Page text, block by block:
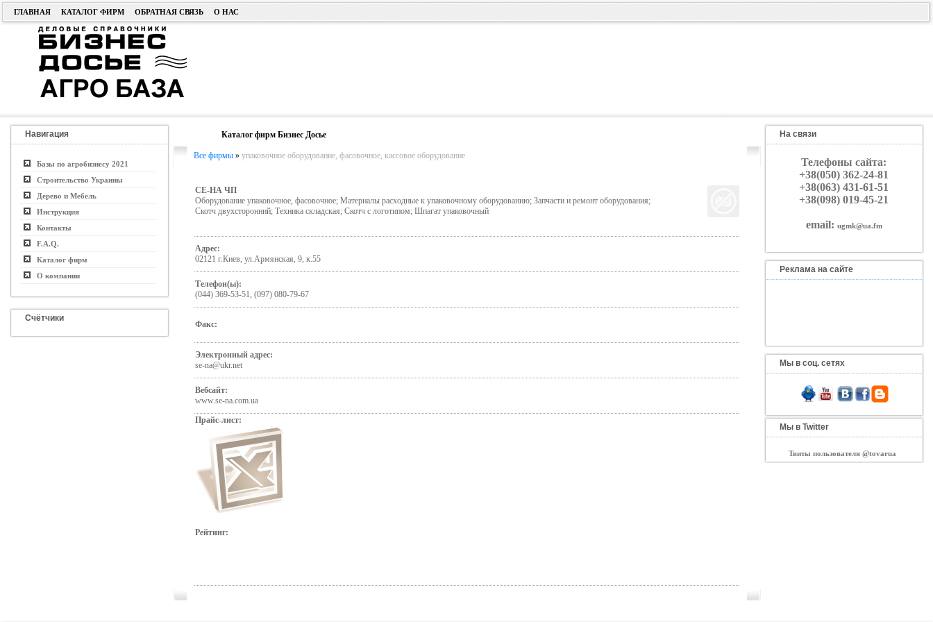
ГЛАВНАЯ КАТАЛОГ ФИРМ ОБРАТНАЯ СВЯЗЬ О НАС
Навигация
Базы по агробизнесу 2021
Строительство Украины
Дерево и Мебель
Инструкция
Контакты
F.A.Q.
Каталог фирм
О компании
Счётчики
Каталог фирм Бизнес Досье
Все фирмы» упаковочное оборудование, фасовочное, кассовое оборудование
СЕ-НА ЧП
Оборудование упаковочное, фасовочное; Материалы расходные к упаковочному оборудованию; Запчасти и ремонт оборудования;
Скотч двухсторонний; Техника складская; Скотч с логотипом; Шпагат упаковочный
Адрес:
02121 г.Киев, ул.Армянская, 9, к.55
Телефон(ы):
(044) 369-53-51, (097) 080-79-67
Факс:
Электронный адрес:
se-na@ukr.net
Вебсайт:
www.se-na.com.ua
Прайс-лист:
Рейтинг:
На связи
Телефоны сайта:
+38(050) 362-24-81
+38(063) 431-61-51
+38(098) 019-45-21
email: ugmk@ua.fm
Реклама на сайте
Мы в соц. сетях
Мы в Twitter
Твиты пользователя @tovarua